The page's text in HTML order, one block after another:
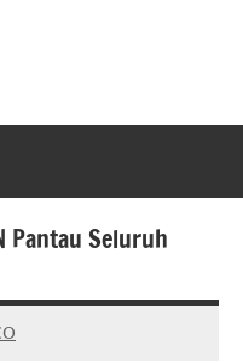
Pantau Seluruh